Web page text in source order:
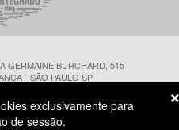
GERMAINE BURCHARD, 515
- SÃO PAULO SP
exclusivamente para
de sessão.